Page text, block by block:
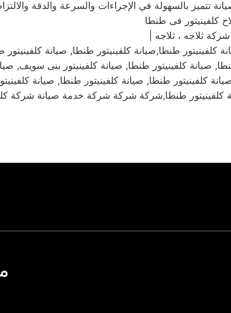
كلفينيتور فى طنطا
كلفينيتور طنطا,صيانة كلفينيتور طنطا, صيانة
صيانة كلفينيتور طنطا, صيانة كلفينيتور بنى سويف,
كلفينيتور طنطا, صيانة كلفينيتور طنطا, صيانة